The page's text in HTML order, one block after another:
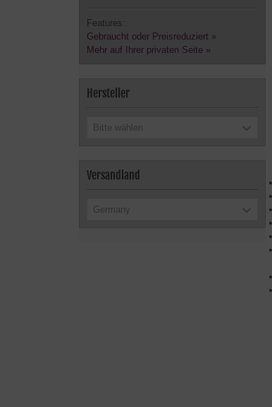
Features:
Gebraucht oder Preisreduziert »
Mehr auf Ihrer privaten Seite »
Hersteller
Bitte wählen
Versandland
Germany